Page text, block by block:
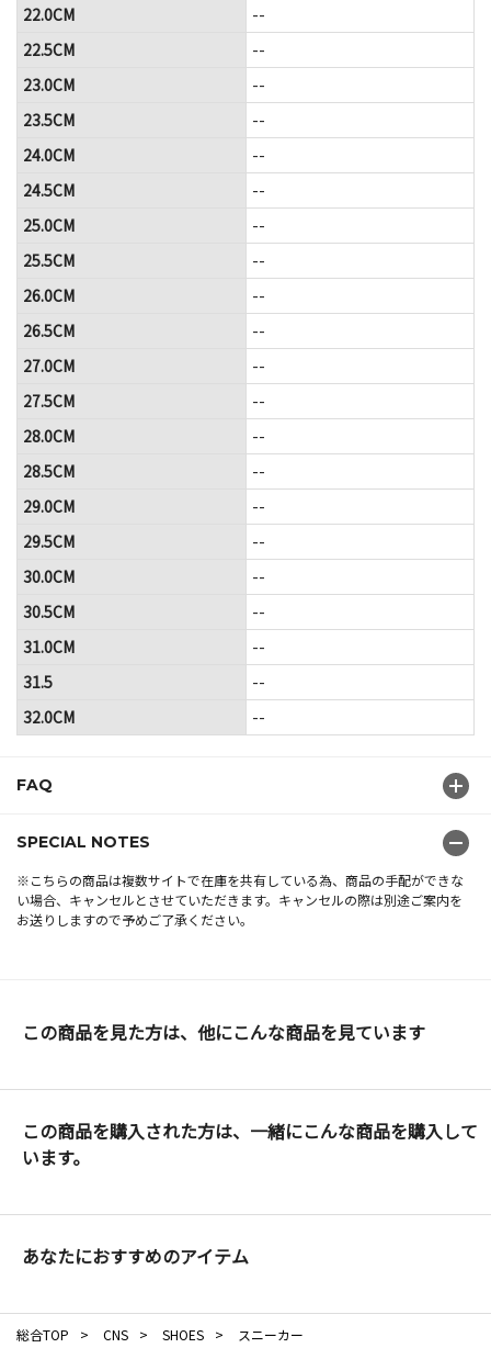
FAQ
SPECIAL NOTES
※こちらの商品は複数サイトで在庫を共有している為、商品の手配ができな
い場合、キャンセルとさせていただきます。キャンセルの際は別途ご案内を
お送りしますので予めご了承ください。
22.0CM
--
22.5CM
--
23.0CM
--
23.5CM
--
24.0CM
--
24.5CM
--
25.0CM
--
25.5CM
--
26.0CM
--
26.5CM
--
27.0CM
--
27.5CM
--
28.0CM
--
28.5CM
--
29.0CM
--
29.5CM
--
30.0CM
--
30.5CM
--
31.0CM
--
31.5
--
32.0CM
--
この商品を見た方は、他にこんな商品を見ています
この商品を購入された方は、一緒にこんな商品を購入して
います。
あなたにおすすめのアイテム
総合TOP > CNS > SHOES >
スニーカー